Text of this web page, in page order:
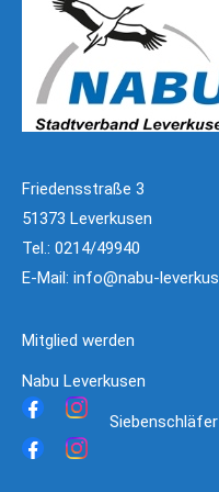
Friedensstraße 3
51373 Leverkusen
Tel.: 0214/49940
E-Mail: info@nabu-
Mitglied werden
Nabu Leverkusen
Siebenschläfer